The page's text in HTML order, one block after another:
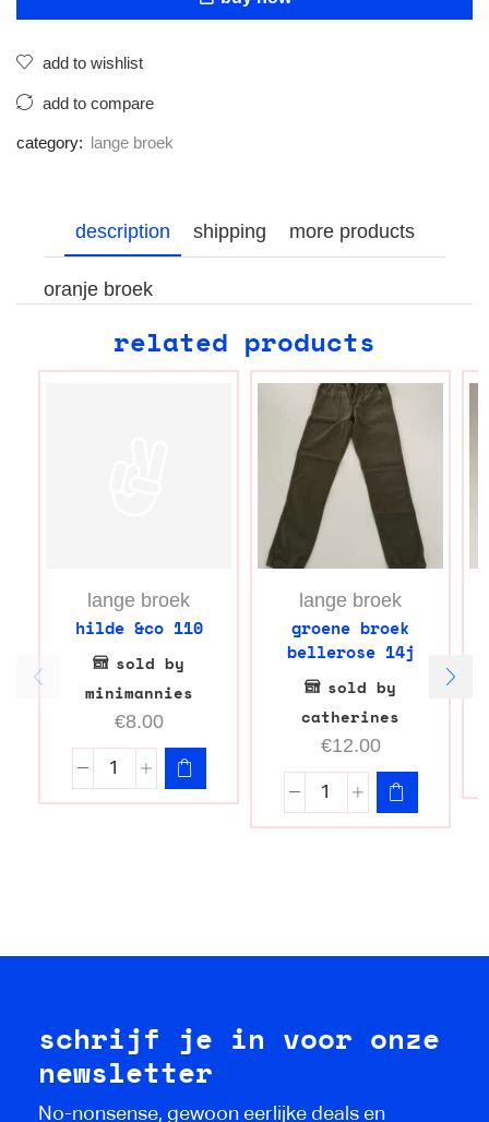
add to wishlist
add to compare
category: lange broek
description shipping more products
oranje broek
related products
lange broek
hilde &co 110
sold by
minimannies
€8.00
lange broek
groene broek
bellerose 14j
sold by
catherines
€12.00
schrijf je in voor onze
newsletter
No-nonsense, gewoon eerlijke deals en